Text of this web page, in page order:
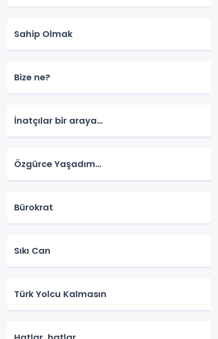
Sahip Olmak
Bize ne?
İnatçılar bir araya…
Özgürce Yaşadım…
Bürokrat
Sıkı Can
Türk Yolcu Kalmasın